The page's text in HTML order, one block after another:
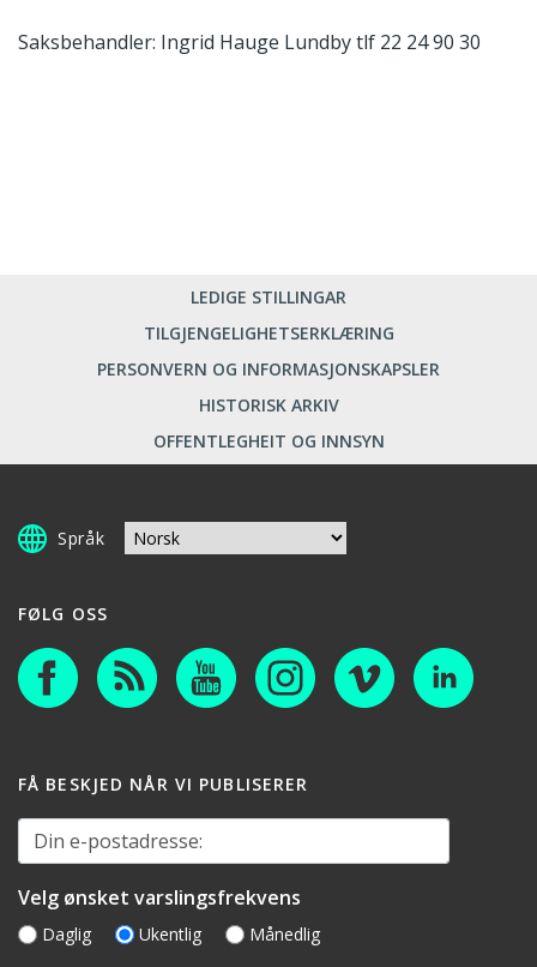
Saksbehandler: Ingrid Hauge Lundby tlf 22 24 90 30
LEDIGE STILLINGAR
TILGJENGELIGHETSERKLÆRING
PERSONVERN OG INFORMASJONSKAPSLER
HISTORISK ARKIV
OFFENTLEGHEIT OG INNSYN
Språk
FØLG OSS
FÅ BESKJED NÅR VI PUBLISERER
Din e-postadresse:
Velg ønsket varslingsfrekvens
Daglig Ukentlig Månedlig